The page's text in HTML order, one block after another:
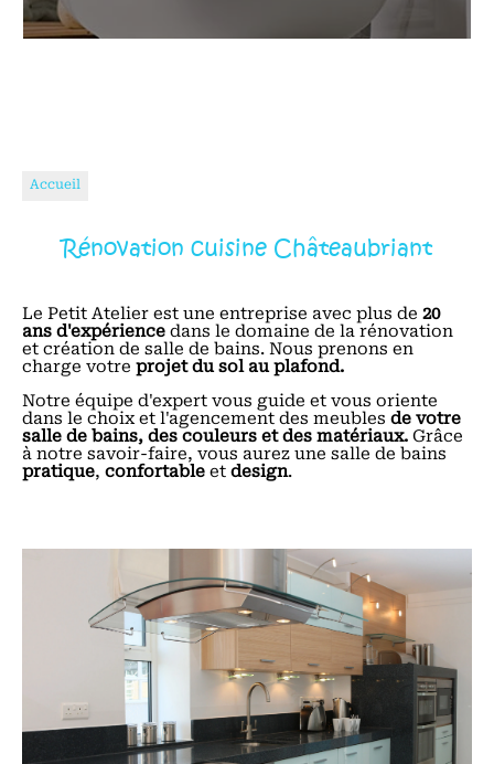
Accueil
Rénovation cuisine Châteaubriant
Le Petit Atelier est une entreprise avec plus de 20
ans d'expérience dans le domaine de la rénovation
et création de salle de bains. Nous prenons en
charge votre projet du sol au plafond.
Notre équipe d'expert vous guide et vous oriente
dans le choix et l'agencement des meubles de votre
salle de bains, des couleurs et des matériaux. Grâce
à notre savoir-faire, vous aurez une salle de bains
pratique, confortable et design.